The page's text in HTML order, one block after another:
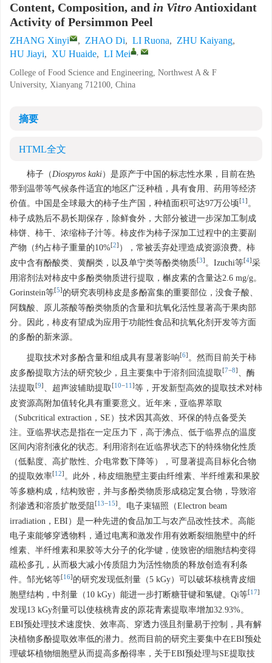
Content, Composition, and in Vitro Antioxidant
Activity of Persimmon Peel
ZHANG Xinyi , ZHAO Di, LI Ruona, ZHU Kaiyang,
HU Jiayi, XU Huaide, LI Mei ,
College of Food Science and Engineering, Northwest A & F
University, Xianyang 712100, China
摘要
HTML全文
柿子（Diospyros kaki）是原产于中国的标志性水果，目前在热
带到温带等气候条件适宜的地区广泛种植，具有食用、药用等经济
价值。中国是全球最大的柿子生产国，种植面积可达97万公顷[1 ] 。
柿子成熟后不易长期保存，除鲜食外，大部分被进一步深加工制成
柿饼、柿干、浓缩柿子汁等。柿皮作为柿子深加工过程中的主要副
产物（约占柿子重量的10%[2] ），常被丢弃处理造成资源浪费。柿
皮中含有酚酸类、黄酮类，以及单宁类等酚类物质[3] 。Izuchi等[4]采
用溶剂法对柿皮中多酚类物质进行提取，槲皮素的含量达2.6 mg/g。
Gorinstein等[5] 的研究表明柿皮是多酚富集的重要部位，没食子酸、
阿魏酸、原儿茶酸等酚类物质的含量和抗氧化活性显著高于果肉部
分。因此，柿皮有望成为应用于功能性食品和抗氧化剂开发等方面
的多酚的新来源。
提取技术对多酚含量和组成具有显著影响[6] 。然而目前关于柿
皮多酚提取方法的研究较少，且主要集中于溶剂回流提取 [7−8] 、酶
法提取 [9] 、超声波辅助提取 [10−11 ]等，开发新型高效的提取技术对柿
皮资源高附加值转化具有重要意义。近年来，亚临界萃取
（Subcritical extraction，SE）技术因其高效、环保的特点备受关
注。亚临界状态是指在一定压力下，高于沸点、低于临界点的温度
区间内溶剂液化的状态。利用溶剂在近临界状态下的特殊物化性质
（低黏度、高扩散性、介电常数下降等），可显著提高目标化合物
的提取效率[12] 。此外，柿皮细胞壁主要由纤维素、半纤维素和果胶
等多糖构成，结构致密，并与多酚类物质形成稳定复合物，导致溶
剂渗透和溶质扩散受阻 [13−15] 。电子束辐照（Electron beam
irradiation，EBI）是一种先进的食品加工与农产品改性技术。高能
电子束能够穿透物料，通过电离和激发作用有效断裂细胞壁中的纤
维素、半纤维素和果胶等大分子的化学键，使致密的细胞结构变得
疏松多孔，从而极大减小传质阻力为活性物质的释放创造有利条
件。邹光铭等[16] 的研究发现低剂量（5 kGy）可以破坏核桃青皮细
胞壁结构，中剂量（10 kGy）能进一步打断糖苷键和氢键。Qi等[17]
发现13 kGy剂量可以使核桃青皮的原花青素提取率增加32.93%。
EBI预处理技术速度快、效率高、穿透力强且剂量易于控制，具有解
决植物多酚提取效率低的潜力。然而目前的研究主要集中在EBI预处
理破坏植物细胞壁从而提高多酚得率，关于EBI预处理与SE提取技